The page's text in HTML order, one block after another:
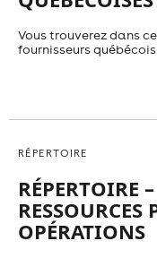
Vous trouverez dans
fournisseurs
RÉPERTOIRE
RÉPERTOIRE
OPÉRATIONS